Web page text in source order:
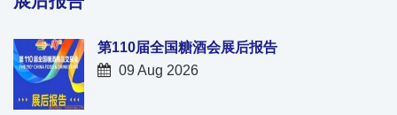
第110届全国糖酒会展后报告
09 Aug 2026